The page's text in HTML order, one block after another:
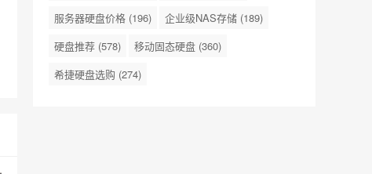
服务器硬盘价格 (196) 企业级NAS存储 (189)
硬盘推荐 (578) 移动固态硬盘 (360)
希捷硬盘选购 (274)